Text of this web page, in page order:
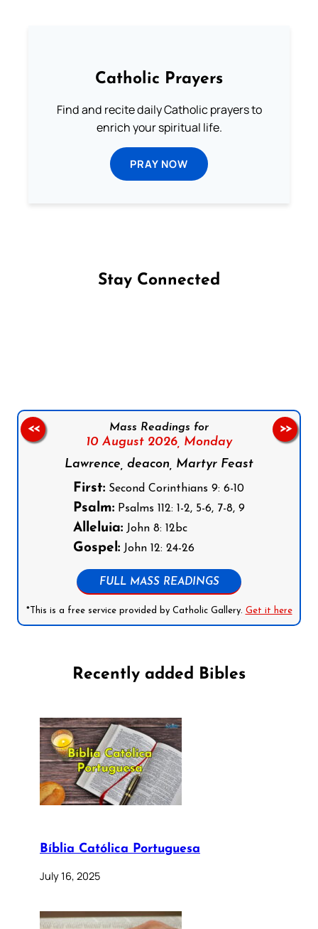
Catholic Prayers
Find and recite daily Catholic prayers to
enrich your spiritual life.
PRAY NOW
Stay Connected
Mass Readings for
10 August 2026, Monday
Lawrence, deacon, Martyr Feast
First: Second Corinthians 9: 6-10
Psalm: Psalms 112: 1-2, 5-6, 7-8, 9
Alleluia: John 8: 12bc
Gospel: John 12: 24-26
FULL MASS READINGS
*This is a free service provided by Catholic Gallery. Get it here
<< >>
Recently added Bibles
Bíblia Católica Portuguesa
July 16, 2025